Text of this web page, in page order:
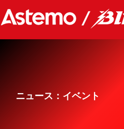
ニュース
グッズ
ニュース：イベント